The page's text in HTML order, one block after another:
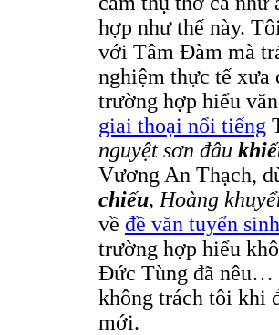
hợp như thế này.
với Tâm Đàm mà
nghiệm thực tế xưa
trường hợp hiểu
giai thoại nổi tiếng
nguyệt sơn đâu
Vương An Thạch,
chiếu, Hoàng
về đề văn tuyển
trường hợp hiểu
Đức Tùng đã nêu…
không trách tôi khi
mới.